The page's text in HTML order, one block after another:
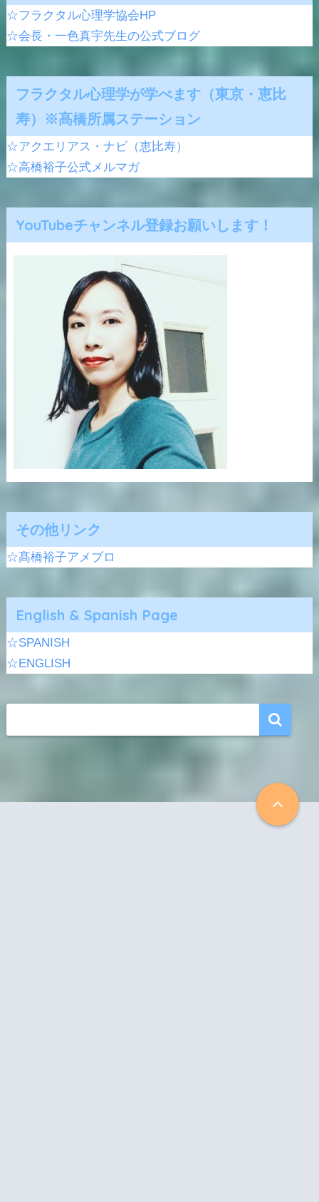
☆フラクタル心理学協会HP
☆会長・一色真宇先生の公式ブログ
フラクタル心理学が学べます（東京・恵比
寿）※髙橋所属ステーション
☆アクエリアス・ナビ（恵比寿）
☆高橋裕子公式メルマガ
YouTubeチャンネル登録お願いします！
その他リンク
☆髙橋裕子アメブロ
English & Spanish Page
☆SPANISH
☆ENGLISH